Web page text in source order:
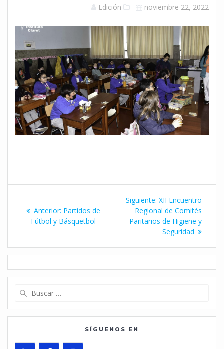
Edición noviembre 22, 2022
de Anterior: Entrada
anterior:
Partidos de
Fútbol y Básquetbol
Siguiente: Siguiente
entrada:
XII Encuentro
Regional de Comités
Paritarios de Higiene y
Seguridad
SÍGUENOS EN